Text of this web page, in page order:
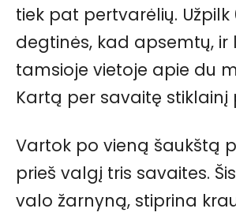
tiek pat pertvarėlių. Užpilk
degtinės, kad apsemtų, ir
tamsioje vietoje apie du
Kartą per savaitę stiklainį
Vartok po vieną šaukštą
prieš valgį tris savaites.
valo žarnyną, stiprina